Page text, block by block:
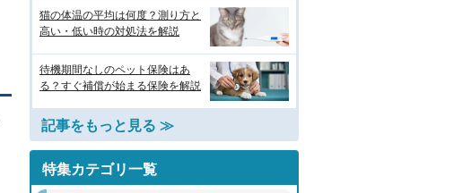
猫の体温の平均は何度？測り方と
高い・低い時の対処法を解説
待機期間なしのペット保険はあ
る？すぐ補償が始まる保険を解説
記事をもっと見る ≫
特集カテゴリ一覧